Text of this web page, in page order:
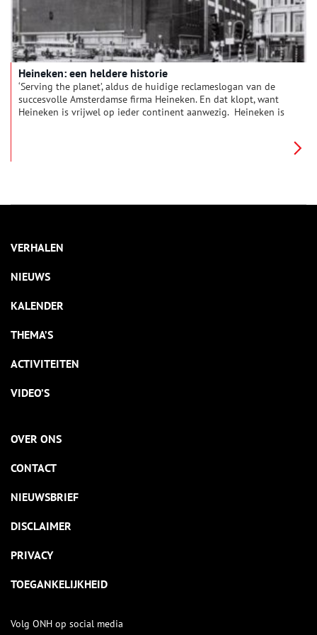
Heineken: een heldere historie
‘Serving the planet’, aldus de huidige reclameslogan van de
succesvolle Amsterdamse firma Heineken. En dat klopt, want
Heineken is vrijwel op ieder continent aanwezig. Heineken is
VERHALEN
NIEUWS
KALENDER
THEMA’S
ACTIVITEITEN
VIDEO’S
OVER ONS
CONTACT
NIEUWSBRIEF
DISCLAIMER
PRIVACY
TOEGANKELIJKHEID
Volg ONH op social media